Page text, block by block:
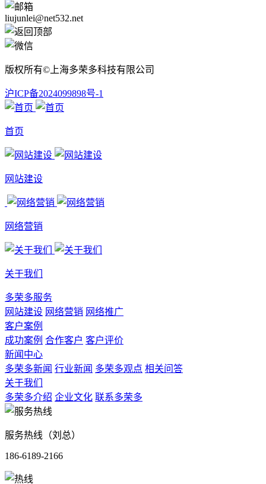
liujunlei@net532.net
版权所有©上海多荣多科技有限公司
沪ICP备2024099898号-1
首页
网站建设
网络营销
关于我们
多荣多服务
网站建设 网络营销 网络推广
客户案例
成功案例 合作客户 客户评价
新闻中心
多荣多新闻 行业新闻 多荣多观点 相关问答
关于我们
多荣多介绍 企业文化 联系多荣多
服务热线（刘总）
186-6189-2166